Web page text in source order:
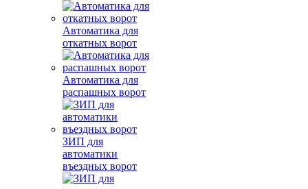
Автоматика для
откатных ворот
Автоматика для
распашных ворот
ЗИП для
автоматики
въездных ворот